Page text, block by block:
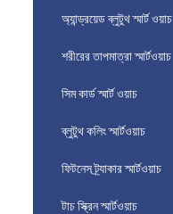
অ্যান্ড্রয়েড ব্লুটুথ স্মার্ট ওয়াচ
শরীরের তাপমাত্রা স্মার্টওয়াচ
সিম কার্ড স্মার্ট ওয়াচ
ব্লুটুথ কলিং স্মার্টওয়াচ
ফিটনেস ট্র্যাকার স্মার্টওয়াচ
টাচ স্ক্রিন স্মার্টওয়াচ